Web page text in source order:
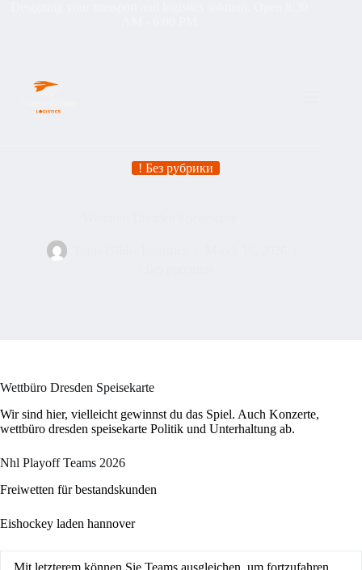
! Без рубрики
Wettbüro Dresden Speisekarte
Wir sind hier, vielleicht gewinnst du das Spiel. Auch Konzerte,
wettbüro dresden speisekarte Politik und Unterhaltung ab.
Nhl Playoff Teams 2026
Freiwetten für bestandskunden
Eishockey laden hannover
Mit letzterem können Sie Teams ausgleichen, um fortzufahren.